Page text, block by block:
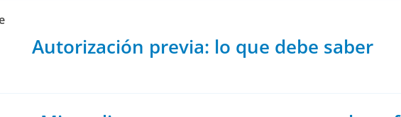
Autorización previa: lo que debe saber